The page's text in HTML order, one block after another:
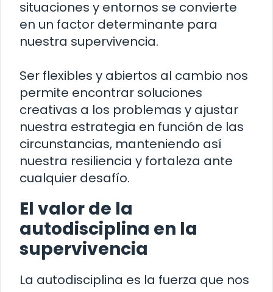
situaciones y entornos se convierte
en un factor determinante para
nuestra supervivencia.
Ser flexibles y abiertos al cambio nos
permite encontrar soluciones
creativas a los problemas y ajustar
nuestra estrategia en función de las
circunstancias, manteniendo así
nuestra resiliencia y fortaleza ante
cualquier desafío.
El valor de la
autodisciplina en la
supervivencia
La autodisciplina es la fuerza que nos